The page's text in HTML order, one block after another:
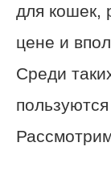
для кошек,
цене и
Среди